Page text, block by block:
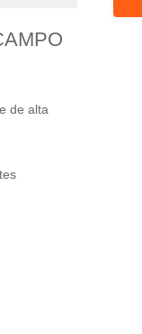
de alta